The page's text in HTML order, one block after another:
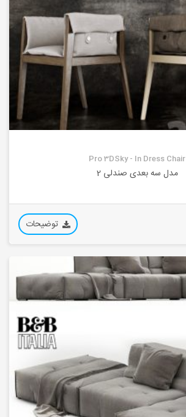
Pro 3DSky - In Dress Chair
مدل سه بعدی صندلی 2
توضیحات